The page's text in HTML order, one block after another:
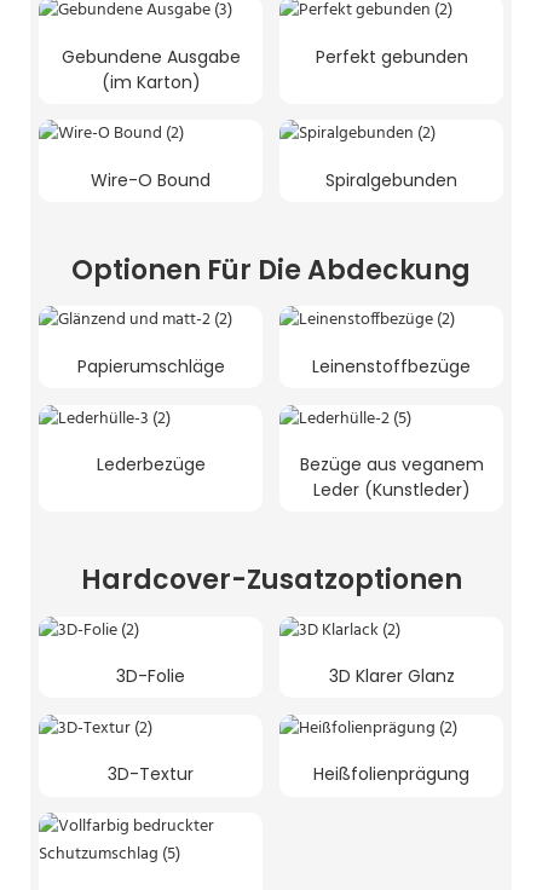
Gebundene Ausgabe
(im Karton)
Perfekt gebunden
Wire-O Bound Spiralgebunden
Optionen Für Die Abdeckung
Papierumschläge Leinenstoffbezüge
Lederbezüge
Bezüge aus veganem
Leder (Kunstleder)
Hardcover-Zusatzoptionen
3D-Folie 3D Klarer Glanz
3D-Textur Heißfolienprägung